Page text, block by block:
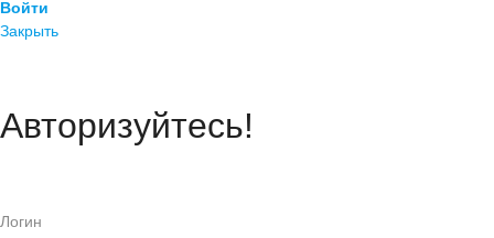
Войти
Закрыть
Авторизуйтесь!